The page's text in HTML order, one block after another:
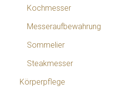
Kochmesser
Messeraufbewahrung
Sommelier
Steakmesser
Körperpflege